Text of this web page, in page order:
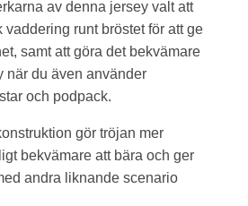
av denna jersey valt att
vaddering runt bröstet för att ge
samt att göra det bekvämare
när du även använder
och podpack.
gör tröjan mer
bekvämare att bära och ger
andra liknande scenario